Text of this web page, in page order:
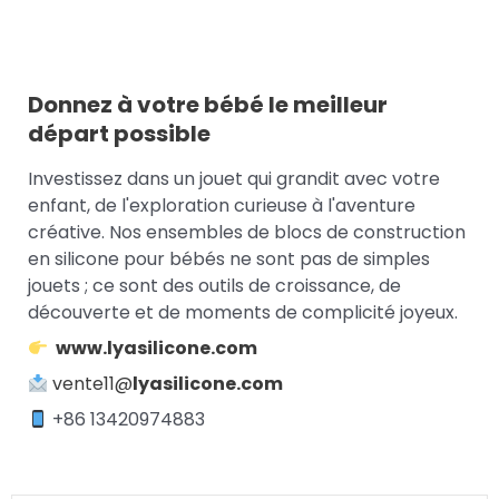
Donnez à votre bébé le meilleur
départ possible
Investissez dans un jouet qui grandit avec votre
enfant, de l'exploration curieuse à l'aventure
créative. Nos ensembles de blocs de construction
en silicone pour bébés ne sont pas de simples
jouets ; ce sont des outils de croissance, de
découverte et de moments de complicité joyeux.
www.lyasilicone.com
vente11@lyasilicone.com
+86 13420974883